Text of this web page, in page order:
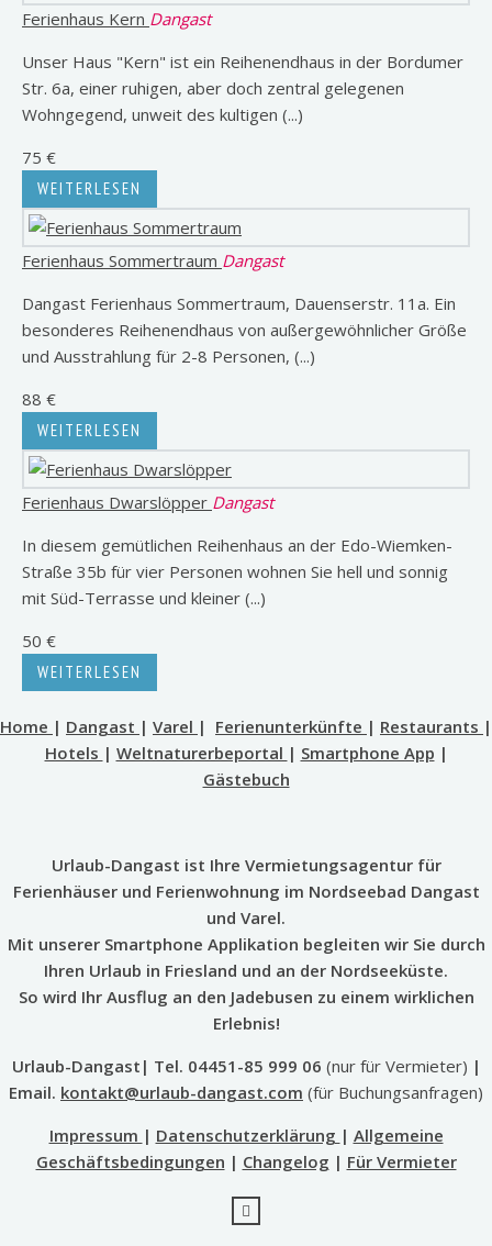
Ferienhaus Kern Dangast
Unser Haus "Kern" ist ein Reihenendhaus in der Bordumer
Str. 6a, einer ruhigen, aber doch zentral gelegenen
Wohngegend, unweit des kultigen (...)
75 €
WEITERLESEN
Ferienhaus Sommertraum Dangast
Dangast Ferienhaus Sommertraum, Dauenserstr. 11a. Ein
besonderes Reihenendhaus von außergewöhnlicher Größe
und Ausstrahlung für 2-8 Personen, (...)
88 €
WEITERLESEN
Ferienhaus Dwarslöpper Dangast
In diesem gemütlichen Reihenhaus an der Edo-Wiemken-
Straße 35b für vier Personen wohnen Sie hell und sonnig
mit Süd-Terrasse und kleiner (...)
50 €
WEITERLESEN
Home | Dangast | Varel | Ferienunterkünfte | Restaurants |
Hotels | Weltnaturerbeportal | Smartphone App |
Gästebuch
Urlaub-Dangast ist Ihre Vermietungsagentur für
Ferienhäuser und Ferienwohnung im Nordseebad Dangast
und Varel.
Mit unserer Smartphone Applikation begleiten wir Sie durch
Ihren Urlaub in Friesland und an der Nordseeküste.
So wird Ihr Ausflug an den Jadebusen zu einem wirklichen
Erlebnis!
Urlaub-Dangast| Tel. 04451-85 999 06 (nur für Vermieter) |
Email. kontakt@urlaub-dangast.com (für Buchungsanfragen)
Impressum | Datenschutzerklärung | Allgemeine
Geschäftsbedingungen | Changelog | Für Vermieter